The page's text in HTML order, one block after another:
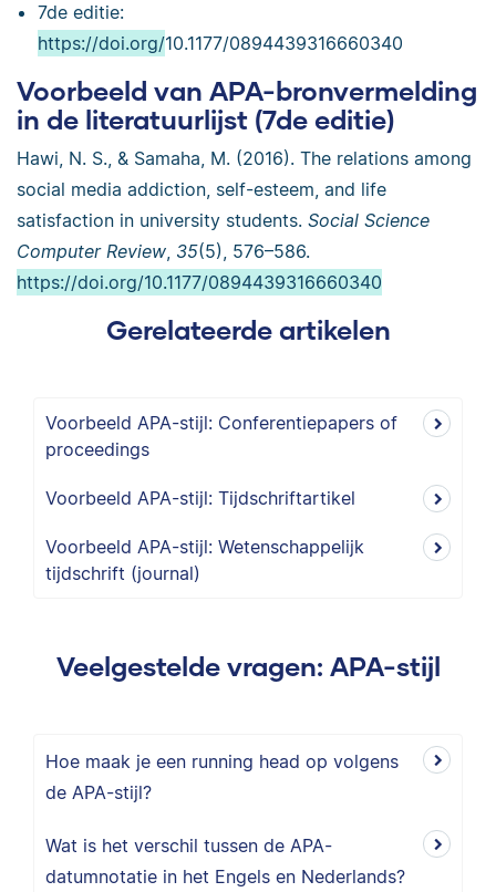
7de editie:
https://doi.org/10.1177/0894439316660340
Voorbeeld van APA-bronvermelding
in de literatuurlijst (7de editie)
Hawi, N. S., & Samaha, M. (2016). The relations among
social media addiction, self-esteem, and life
satisfaction in university students. Social Science
Computer Review, 35(5), 576–586.
https://doi.org/10.1177/0894439316660340
Gerelateerde artikelen
Voorbeeld APA-stijl: Conferentiepapers of
proceedings
Voorbeeld APA-stijl: Tijdschriftartikel
Voorbeeld APA-stijl: Wetenschappelijk
tijdschrift (journal)
Veelgestelde vragen: APA-stijl
Hoe maak je een running head op volgens
de APA-stijl?
Wat is het verschil tussen de APA-
datumnotatie in het Engels en Nederlands?